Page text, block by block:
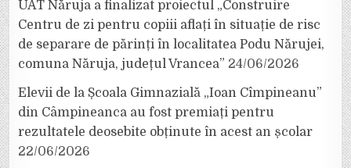
UAT Năruja a finalizat proiectul „Construire
Centru de zi pentru copiii aflați în situație de risc
de separare de părinți în localitatea Podu Nărujei,
comuna Năruja, județul Vrancea” 24/06/2026
Elevii de la Școala Gimnazială „Ioan Cîmpineanu”
din Câmpineanca au fost premiați pentru
rezultatele deosebite obținute în acest an școlar
22/06/2026